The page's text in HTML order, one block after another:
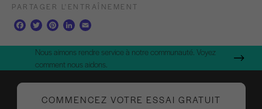
PARTAGER L'ENTRAÎNEMENT
F
c
b
o
T
i
t
t
e
r
P
n
t
e
r
e
L
n
k
e
d
I
a
i
l
Nous aimons rendre service à notre communauté. Voyez
comment nous aidons.
COMMENCEZ VOTRE ESSAI GRATUIT